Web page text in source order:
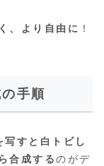
、より自由に ！
手順
すと白トビし
合成するのがデ